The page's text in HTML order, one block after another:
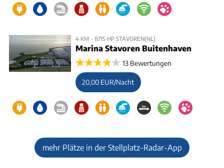
4 KM - 8715 HP STAVOREN(NL)
Marina Stavoren Buitenhaven
13 Bewertungen
20,00 EUR/Nacht
mehr Plätze in der Stellplatz-Radar-App